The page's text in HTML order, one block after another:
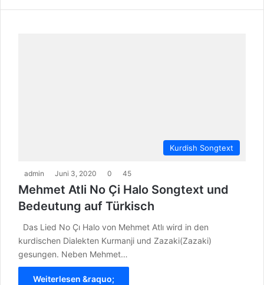
Kurdish Songtext
admin Juni 3, 2020 0 45
Mehmet Atli No Çi Halo Songtext und
Bedeutung auf Türkisch
Das Lied No Çı Halo von Mehmet Atlı wird in den
kurdischen Dialekten Kurmanji und Zazaki(Zazaki)
gesungen. Neben Mehmet…
Weiterlesen &raquo;